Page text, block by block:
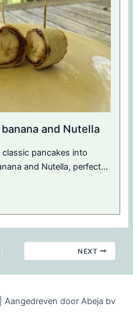
and Nutella
pancakes into
and Nutella, perfect…
NEXT
door Abeja bv